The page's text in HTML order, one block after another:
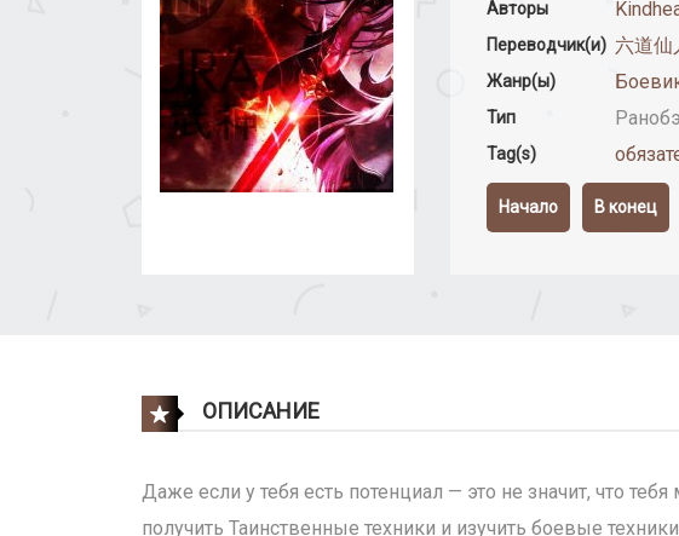
Авторы
Переводчик(и) 六道仙
Жанр(ы)
Тип Ранобэ
Tag(s)
Начало В конец
ОПИСАНИЕ
Даже если у тебя есть потенциал — это не значит, что
получить Таинственные техники и изучить боевые